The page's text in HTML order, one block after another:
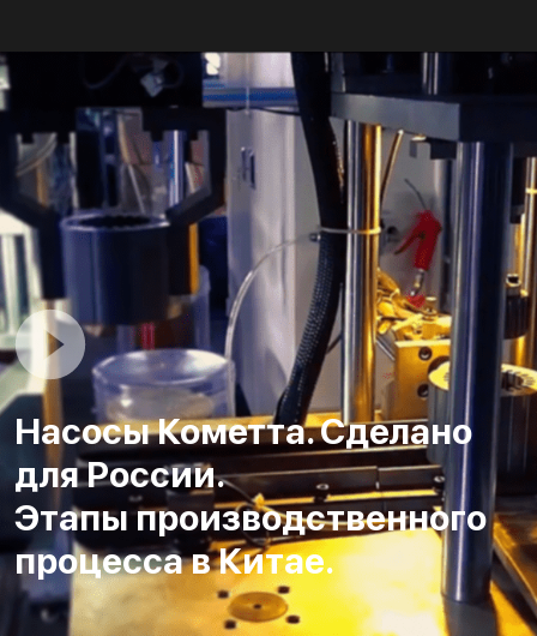
Насосы Кометта. Сделано
для России.
Этапы производственного
процесса в Китае.